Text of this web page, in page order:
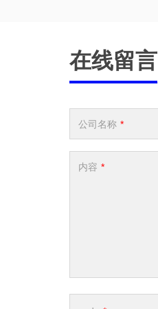
在线留言
公司名称 *
内容 *